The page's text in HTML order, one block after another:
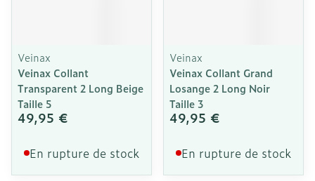
Veinax
Veinax Collant
Transparent 2 Long Beige
Taille 5
49,95 €
En rupture de stock
Veinax
Veinax Collant Grand
Losange 2 Long Noir
Taille 3
49,95 €
En rupture de stock